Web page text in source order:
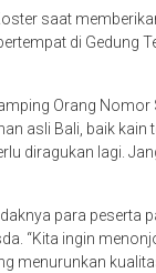
saat
di
Orang
asli Bali, baik
diragukan lagi.
para peserta
“Kita ingin
menurunkan